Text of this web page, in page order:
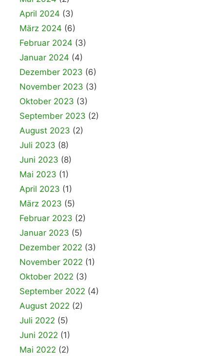
April 2024 (3)
März 2024 (6)
Februar 2024 (3)
Januar 2024 (4)
Dezember 2023 (6)
November 2023 (3)
Oktober 2023 (3)
September 2023 (2)
August 2023 (2)
Juli 2023 (8)
Juni 2023 (8)
Mai 2023 (1)
April 2023 (1)
März 2023 (5)
Februar 2023 (2)
Januar 2023 (5)
Dezember 2022 (3)
November 2022 (1)
Oktober 2022 (3)
September 2022 (4)
August 2022 (2)
Juli 2022 (5)
Juni 2022 (1)
Mai 2022 (2)